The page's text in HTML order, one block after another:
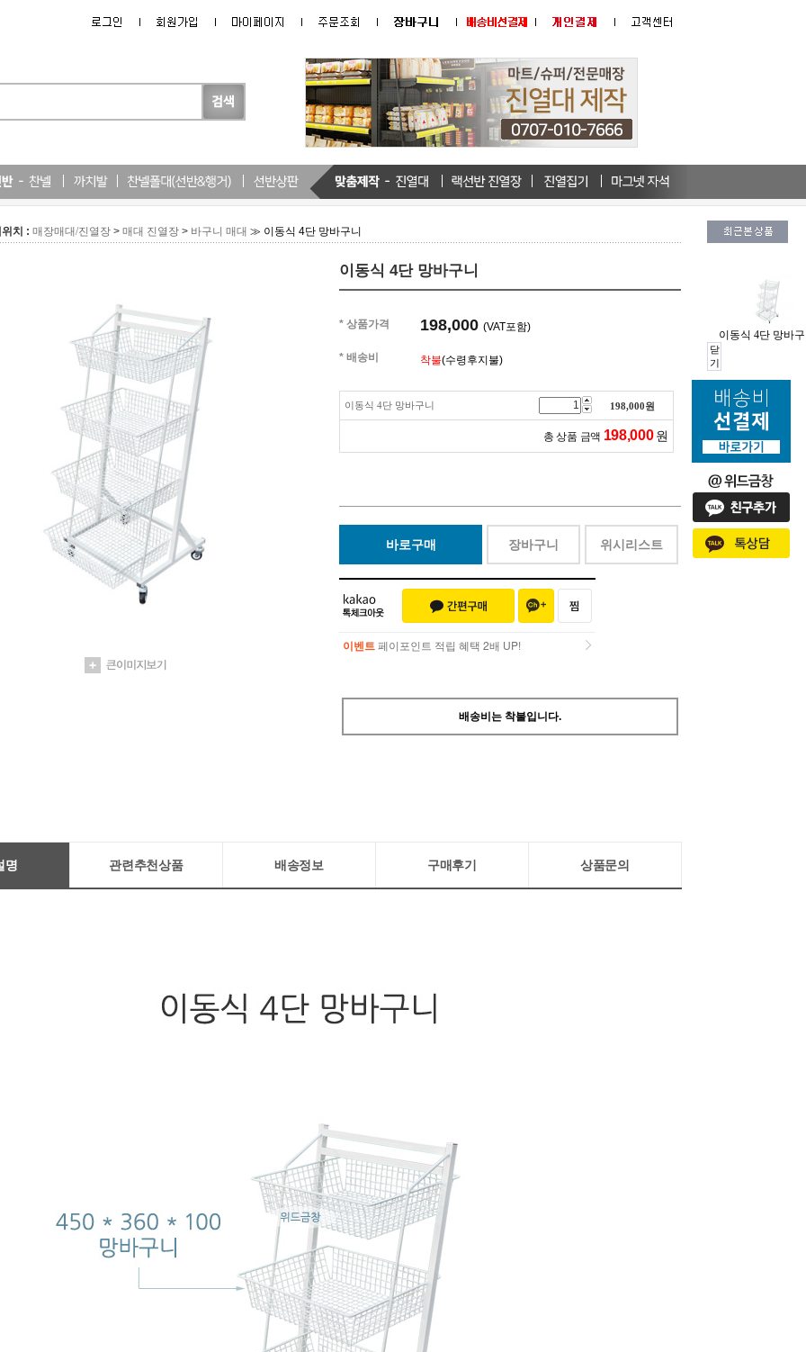
이동식 4단 망바
닫
기
치 : 매장매대/진열장 > 매대 진열장 > 바구니 매대 ≫ 이동식 4단 망바구니
이동식 4단 망바구니
* 상품가격 198,000 (VAT포함)
* 배송비 착불(수령후지불)
이동식 4단 망바구니 198,000원
총 상품 금액 198,000 원
바로구매 장바구니 위시리스트
이벤트 페이포인트 적립 혜택 2배 UP!
배송비는 착불입니다.
명 관련추천상품 배송정보 구매후기 상품문의